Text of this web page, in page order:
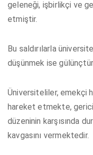
geleneği, işbirlikçi ve
etmiştir.
Bu saldırılarla
düşünmek ise gülünçtür.
Üniversiteliler, emekçi
hareket etmekte,
düzeninin karşısında
kavgasını vermektedir.